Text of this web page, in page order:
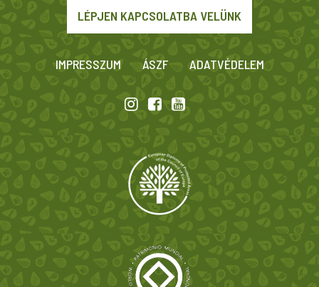
LÉPJEN KAPCSOLATBA VELÜNK
IMPRESSZUM ÁSZF ADATVÉDELEM